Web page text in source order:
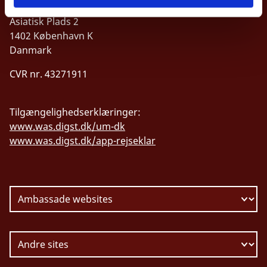
Asiatisk Plads 2
1402 København K
Danmark
CVR nr. 43271911
Tilgængelighedserklæringer:
www.was.digst.dk/um-dk
www.was.digst.dk/app-rejseklar